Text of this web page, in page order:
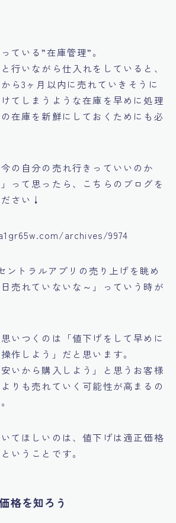
ている”在庫管理”。
行いながら仕入れをしていると、
ら3ヶ月以内に売れていきそうに
てしまうような在庫を早めに処理
在庫を新鮮にしておくためにも必
今の自分の売れ行きっていいのか
って思ったら、こちらのブログを
さい↓
archives/9974
ントラルアプリの売り上げを眺め
売れていないな～」
っていう時が
いつくのは 「値下げをして早めに
作しよう」 だと思います。
安いから購入しよう」
と思うお客様
りも売れていく可能性が高まるの
てほしいのは、値下げは適正価格
ということです。
格を知ろう